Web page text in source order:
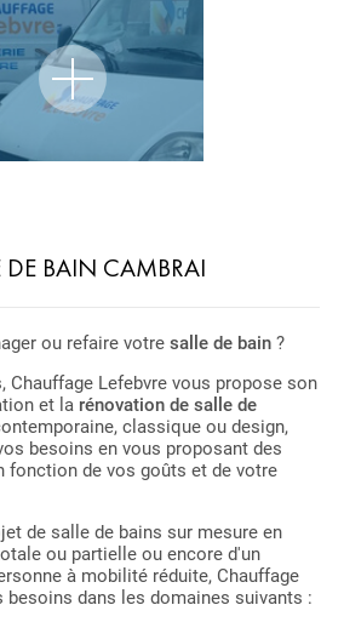
DE BAIN CAMBRAI
ou refaire votre salle de bain ?
Chauffage Lefebvre vous propose son
et la rénovation de salle de
classique ou design,
besoins en vous proposant des
fonction de vos goûts et de votre
de salle de bains sur mesure en
ou partielle ou encore d'un
à mobilité réduite, Chauffage
besoins dans les domaines suivants :